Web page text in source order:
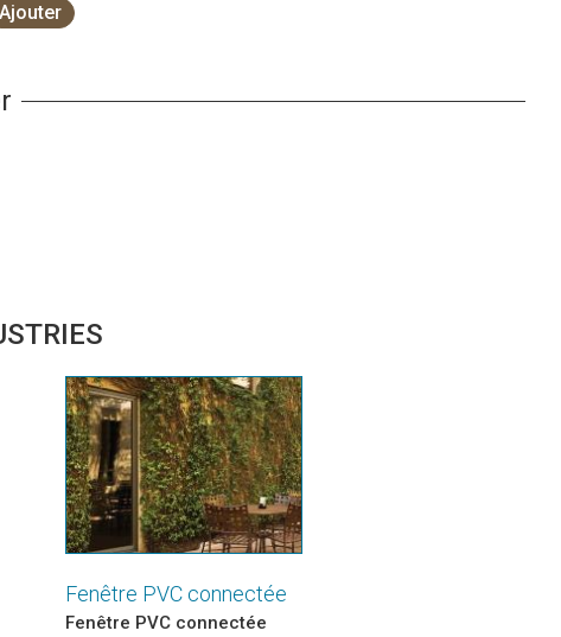
Ajouter
Fenêtre PVC connectée
Fenêtre PVC connectée